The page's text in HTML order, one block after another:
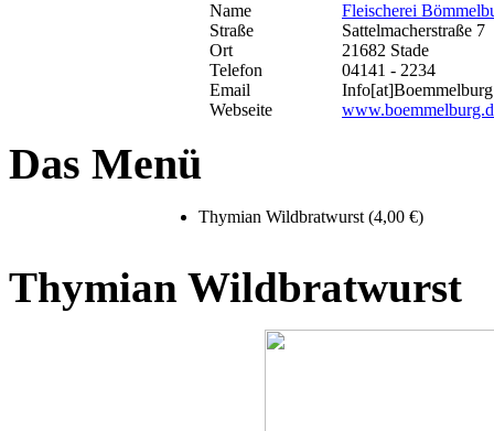
Name
Fleischerei
Straße
Sattelmacherstraße 7
Ort
21682 Stade
Telefon
04141 - 2234
Email
Webseite
Das Menü
Thymian Wildbratwurst (4,00 €)
Thymian Wildbratwurst